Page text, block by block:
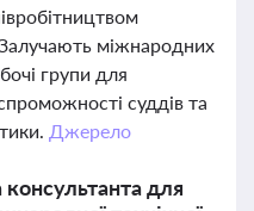
міжнародних
групи для
суддів та
Джерело
для